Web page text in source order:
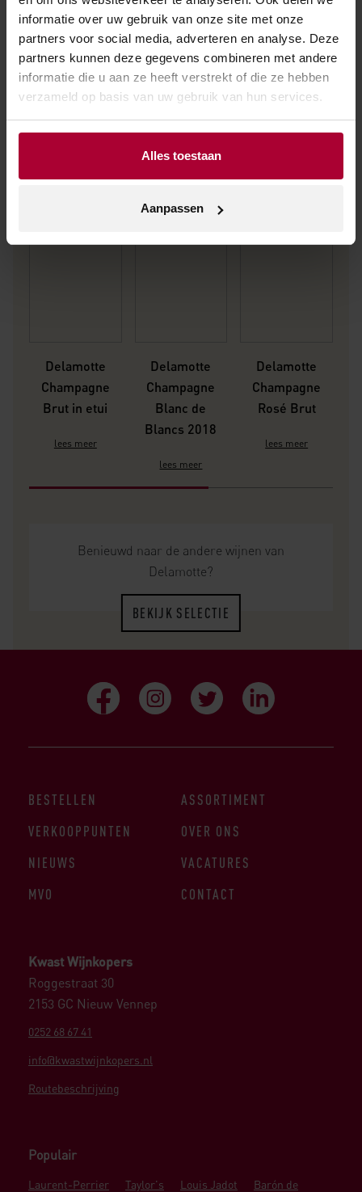
informatie over uw gebruik van onze site met onze
partners voor social media, adverteren en analyse. Deze
partners kunnen deze gegevens combineren met andere
informatie die u aan ze heeft verstrekt of die ze hebben
verzameld op basis van uw gebruik van hun services.
Alles toestaan
Aanpassen
Andere wijnen van Delamotte
Delamotte
Champagne
Brut in etui
lees meer
Delamotte
Champagne
Blanc de
Blancs 2018
lees meer
Delamotte
Champagne
Rosé Brut
lees meer
Benieuwd naar de andere wijnen van
Delamotte?
BEKIJK SELECTIE
Kwast Wijnkopers
Roggestraat 30
2153 GC Nieuw Vennep
0252 68 67 41
info@kwastwijnkopers.nl
Routebeschrijving
Populair
Laurent-Perrier Taylor's Louis Jadot
Barón de
BESTELLEN
ASSORTIMENT
VERKOOPPUNTEN
OVER ONS
NIEUWS
VACATURES
MVO
CONTACT